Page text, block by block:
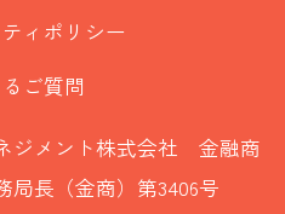
ィポリシー
ご質問
ジメント株式会社 金融商
長（金商）第3406号